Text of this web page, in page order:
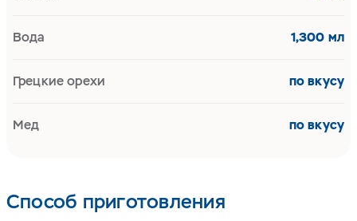
Способ приготовления
Вода 1,300 мл
Грецкие орехи по вкусу
Мед по вкусу